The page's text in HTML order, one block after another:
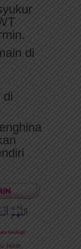
di
di